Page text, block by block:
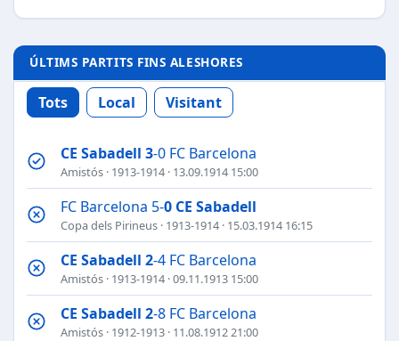
ÚLTIMS PARTITS FINS ALESHORES
Tots Local Visitant
CE Sabadell 3-0 FC Barcelona
Amistós · 1913-1914 · 13.09.1914 15:00
FC Barcelona 5-0 CE Sabadell
Copa dels Pirineus · 1913-1914 · 15.03.1914 16:15
CE Sabadell 2-4 FC Barcelona
Amistós · 1913-1914 · 09.11.1913 15:00
CE Sabadell 2-8 FC Barcelona
Amistós · 1912-1913 · 11.08.1912 21:00